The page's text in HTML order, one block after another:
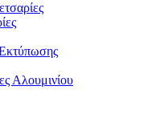
Αλουμινίου